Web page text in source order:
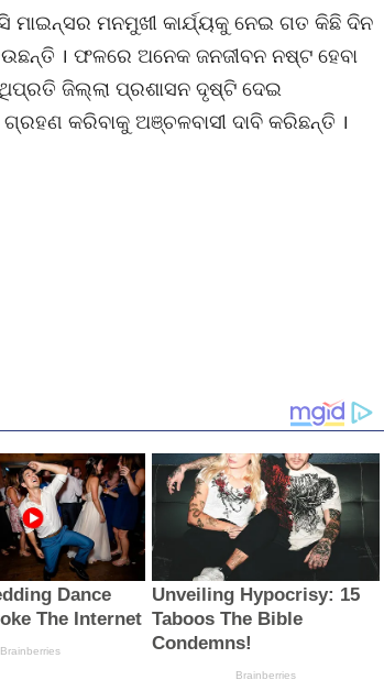
ମାଇନ୍ସର ମନମୁଖୀ କାର୍ଯ୍ୟକୁ ନେଇ ଗତ କିଛି ଦିନ
। ଫଳରେ ଅନେକ ଜନଜୀବନ ନଷ୍ଟ ହେବା
ଜିଲ୍ଲା ପ୍ରଶାସନ ଦୃଷ୍ଟି ଦେଇ
କରିବାକୁ ଅଞ୍ଚଳବାସୀ ଦାବି କରିଛନ୍ତି ।